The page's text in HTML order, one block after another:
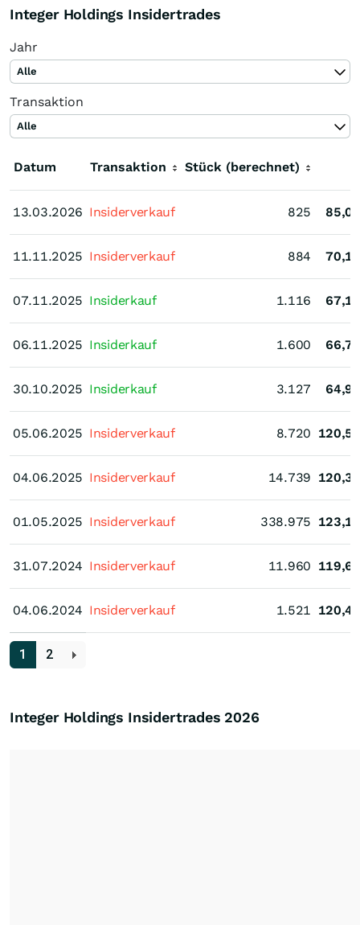
Integer Holdings Insidertrades
Jahr
Alle
Transaktion
Alle
Datum
13.03.2026
11.11.2025
07.11.2025
06.11.2025
30.10.2025
05.06.2025
04.06.2025
01.05.2025
31.07.2024
04.06.2024
Transaktion Stück (berechnet)
13.03.2026 Insiderverkauf 825 85,00
11.11.2025 Insiderverkauf 884 70,15
07.11.2025 Insiderkauf 1.116 67,19
06.11.2025 Insiderkauf 1.600 66,70
30.10.2025 Insiderkauf 3.127 64,94
05.06.2025 Insiderverkauf 8.720 120,56
04.06.2025 Insiderverkauf 14.739 120,38
01.05.2025 Insiderverkauf 338.975 123,17
31.07.2024 Insiderverkauf 11.960 119,66
04.06.2024 Insiderverkauf 1.521 120,44
1 2
Integer Holdings Insidertrades 2026